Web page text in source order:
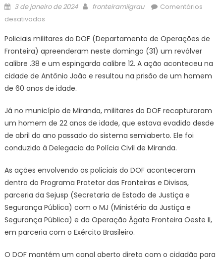
Posted
on
3 de janeiro de 2024 Author
fronteiramilgrau
Comentários
desativadosem
apreende
duas
armas
de
fogo
recaptura
foragido
Policiais militares do DOF (Departamento de Operações de
Fronteira) apreenderam neste domingo (31) um revólver
calibre .38 e um espingarda calibre 12. A ação aconteceu na
cidade de Antônio João e resultou na prisão de um homem
de 60 anos de idade.
Já no município de Miranda, militares do DOF recapturaram
um homem de 22 anos de idade, que estava evadido desde
de abril do ano passado do sistema semiaberto. Ele foi
conduzido à Delegacia da Polícia Civil de Miranda.
As ações envolvendo os policiais do DOF aconteceram
dentro do Programa Protetor das Fronteiras e Divisas,
parceria da Sejusp (Secretaria de Estado de Justiça e
Segurança Pública) com o MJ (Ministério da Justiça e
Segurança Pública) e da Operação Ágata Fronteira Oeste II,
em parceria com o Exército Brasileiro.
O DOF mantém um canal aberto direto com o cidadão para